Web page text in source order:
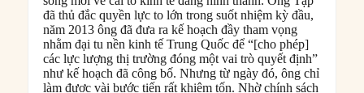
đã thủ đắc quyền lực to lớn trong suốt nhiệm kỳ đầu,
năm 2013 ông đã đưa ra kế hoạch đầy tham vọng
nhằm đại tu nền kinh tế Trung Quốc để “[cho phép]
các lực lượng thị trường đóng một vai trò quyết định”
như kế hoạch đã công bố. Nhưng từ ngày đó, ông chỉ
làm được vài bước tiến rất khiêm tốn. Nhờ chính sách